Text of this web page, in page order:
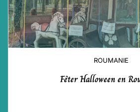
ROUMANIE
Fêter Halloween en